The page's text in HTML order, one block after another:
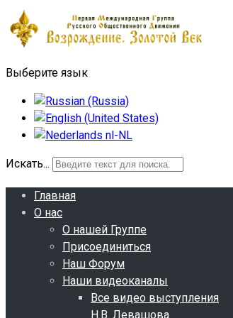
Выберите язык
Искать...
Главная
О нас
О нашей Группе
Присоединиться
Наш Форум
Наши видеоканалы
Все видео выступления
Н.В. Левашова